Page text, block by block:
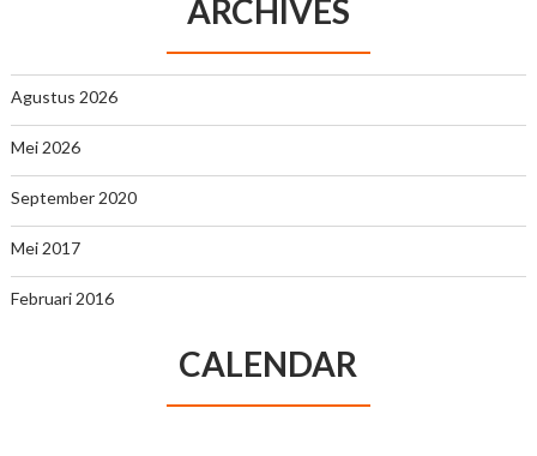
ARCHIVES
Agustus 2026
Mei 2026
September 2020
Mei 2017
Februari 2016
CALENDAR